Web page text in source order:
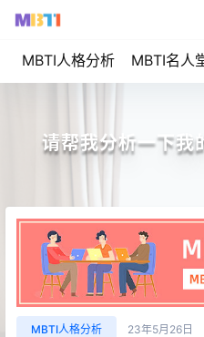
MBTI人格分析 MBTI名人
请帮我分析一下我
MBTI人格分析 23年5月26日